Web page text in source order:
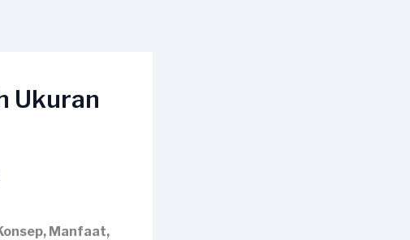
Ukuran
Manfaat,